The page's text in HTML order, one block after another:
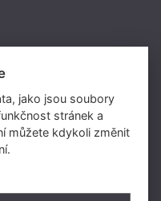
jako jsou soubory
stránek a
můžete kdykoli změnit